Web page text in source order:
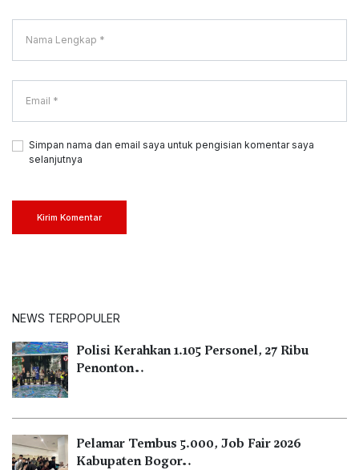
Simpan nama dan email saya untuk pengisian komentar saya
selanjutnya
Kirim Komentar
NEWS TERPOPULER
Polisi Kerahkan 1.105 Personel, 27 Ribu
Penonton…
Pelamar Tembus 5.000, Job Fair 2026
Kabupaten Bogor…